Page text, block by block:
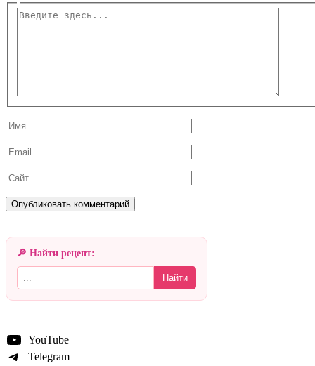
Введите
Имя
Email
Сайт
🔎 Найти рецепт:
Найти
YouTube
Telegram